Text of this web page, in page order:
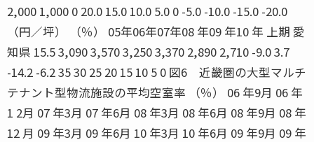
2,000 1,000 0 20.0 15.0 10.0 5.0 0 -5.0 -10.0 -15.0 -20.0
（円／坪） （％） 05年06年07年08 年09 年10 年 上期 愛
知県 15.5 3,090 3,570 3,250 3,370 2,890 2,710 -9.0 3.7
-14.2 -6.2 35 30 25 20 15 10 5 0 図6 近畿圏の大型マルチ
テナント型物流施設の平均空室率 （％） 06 年9月 06 年
1 2月 07 年3月 07 年6月 08 年3月 08 年6月 08 年9月 08 年
12 月 09 年3月 09 年6月 10 年3月 10 年6月 09 年9月 09 年